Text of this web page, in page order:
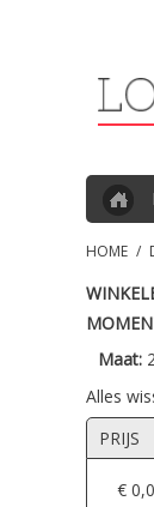
HOME /
Maat:
Alles
PRIJS
€